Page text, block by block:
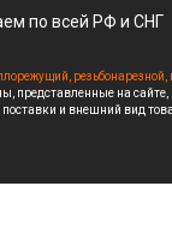
по всей РФ и СНГ
представленные на
и внешний вид